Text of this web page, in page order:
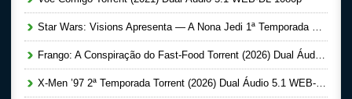
Star Wars: Visions Apresenta — A Nona Jedi 1ª Temporada Completa Torrent (2026) Dual Áudio 5.1 WEB-DL 1080p
Frango: A Conspiração do Fast-Food Torrent (2026) Dual Áudio 5.1 WEB-DL 1080p
X-Men ’97 2ª Temporada Torrent (2026) Dual Áudio 5.1 WEB-DL 1080p